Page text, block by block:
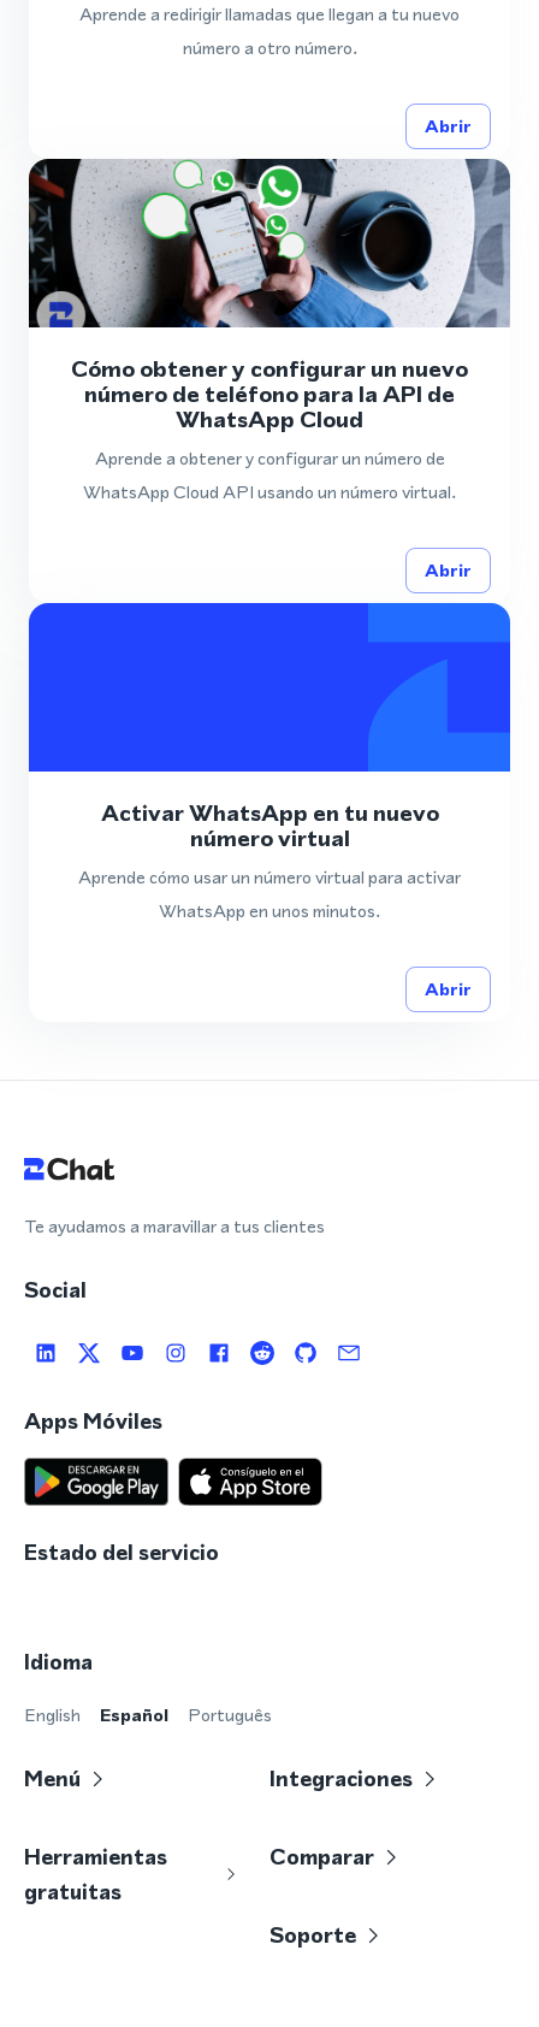
Aprende a redirigir llamadas que llegan a tu nuevo
número a otro número.
Abrir
Cómo obtener y configurar un nuevo
número de teléfono para la API de
WhatsApp Cloud
Aprende a obtener y configurar un número de
WhatsApp Cloud API usando un número virtual.
Abrir
Activar WhatsApp en tu nuevo
número virtual
Aprende cómo usar un número virtual para activar
WhatsApp en unos minutos.
Abrir
Te ayudamos a maravillar a tus clientes
Social
Apps Móviles
Estado del servicio
Idioma
English Español Português
Menú Integraciones
Herramientas
gratuitas
Comparar
Soporte